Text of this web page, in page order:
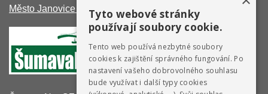
Město Janovice nad ÚhlavouTyto webové stránky
používají soubory cookie.
Tento web používá nezbytné soubory
cookies k zajištění správného fungování. Po
nastavení vašeho dobrovolného souhlasu
bude využívat i další typy cookies